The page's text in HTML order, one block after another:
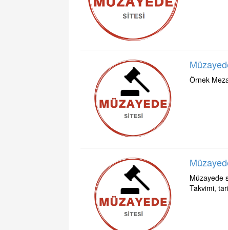
Örnek
Müzayede
Takvimi,